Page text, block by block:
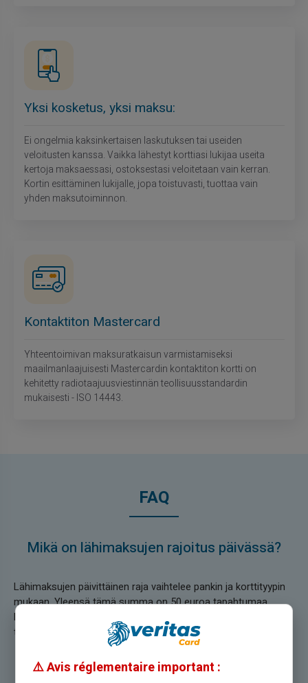
Yksi kosketus, yksi maksu:
Ei ongelmia kaksinkertaisen laskutuksen tai useiden
veloitusten kanssa. Vaikka lähestyt korttiasi lukijaa useita
kertoja maksaessasi, ostoksestasi veloitetaan vain kerran.
Kortin esittäminen lukijalle, jopa toistuvasti, tuottaa vain
yhden maksutoiminnon.
Kontaktiton Mastercard
Yhteentoimivan maksuratkaisun varmistamiseksi
maailmanlaajuisesti Mastercardin kontaktiton kortti on
kehitetty radiotaajuusviestinnän teollisuusstandardin
mukaisesti - ISO 14443.
FAQ
Mikä on lähimaksujen rajoitus päivässä?
Lähimaksujen päivittäinen raja vaihtelee pankin ja korttityypin
mukaan. Yleensä tämä summa on 50 euroa tapahtumaa
kohden, rajoitettu määrä tapahtumia päivässä. Tarkempia
tietoja saat pankkisi ehdoista.
Miten kontaktiton kortti toimii?
⚠️ Avis réglementaire important :